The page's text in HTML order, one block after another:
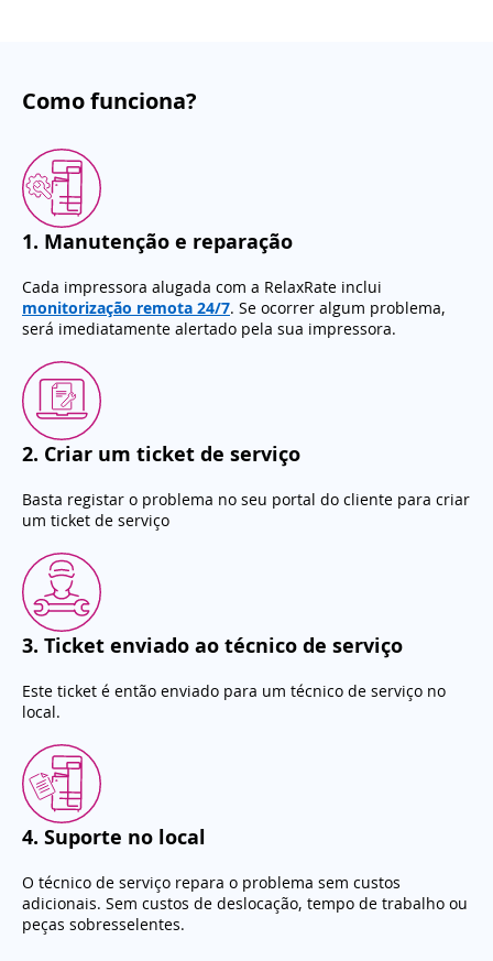
Como funciona?
1. Manutenção e reparação
Cada impressora alugada com a RelaxRate inclui
monitorização remota 24/7. Se ocorrer algum problema,
será imediatamente alertado pela sua impressora.
2. Criar um ticket de serviço
Basta registar o problema no seu portal do cliente para criar
um ticket de serviço
3. Ticket enviado ao técnico de serviço
Este ticket é então enviado para um técnico de serviço no
local.
4. Suporte no local
O técnico de serviço repara o problema sem custos
adicionais. Sem custos de deslocação, tempo de trabalho ou
peças sobresselentes.